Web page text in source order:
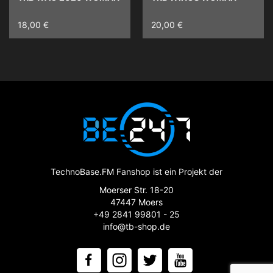
18,00 € 20,00 €
TechnoBase.FM Fanshop ist ein Projekt der
Moerser Str. 18-20
47447 Moers
+49 2841 99801 - 25
info@tb-shop.de